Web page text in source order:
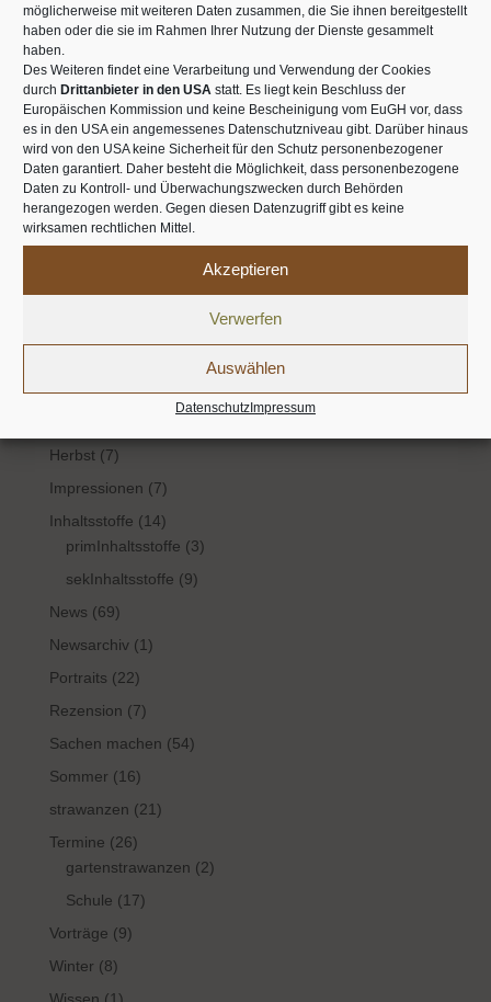
möglicherweise mit weiteren Daten zusammen, die Sie ihnen bereitgestellt
haben oder die sie im Rahmen Ihrer Nutzung der Dienste gesammelt
haben.
Des Weiteren findet eine Verarbeitung und Verwendung der Cookies
durch Drittanbieter in den USA statt. Es liegt kein Beschluss der
Europäischen Kommission und keine Bescheinigung vom EuGH vor, dass
es in den USA ein angemessenes Datenschutzniveau gibt. Darüber hinaus
wird von den USA keine Sicherheit für den Schutz personenbezogener
Daten garantiert. Daher besteht die Möglichkeit, dass personenbezogene
Daten zu Kontroll- und Überwachungszwecken durch Behörden
herangezogen werden. Gegen diesen Datenzugriff gibt es keine
wirksamen rechtlichen Mittel.
Akzeptieren
Verwerfen
Auswählen
DatenschutzImpressum
Husten Hydrolat Johanniskraut Kieselsäure
Kräuterwanderung
Melisse Minze Pyhra Rezension Rheuma
Rosmarin Salbei Saponine schleimlösend
Schleimstoffe Schmetterlinge Schule Spitzwegerich
stoffwechselanregend Thymian Veilchen
verdauungsfördernd
ätherische Öle(13)
Herbst(7)
Impressionen (7)
Inhaltsstoffe (14)
primInhaltsstoffe (3)
sekInhaltsstoffe (9)
News (69)
Newsarchiv(1)
Portraits (22)
Rezension (7)
Sachen machen (54)
Sommer (16)
strawanzen (21)
Termine (26)
gartenstrawanzen (2)
Schule (17)
Vorträge (9)
Winter (8)